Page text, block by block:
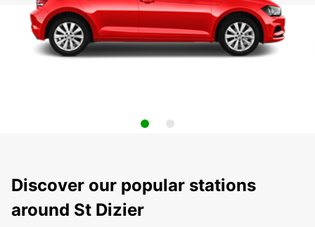
Discover our popular stations
around St Dizier